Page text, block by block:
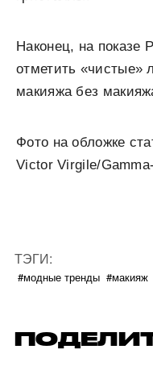
Наконец, на показе
отметить «чистые»
макияжа без
Фото на обложке
Victor Virgile/
ТЭГИ:
#модные тренды #макияж